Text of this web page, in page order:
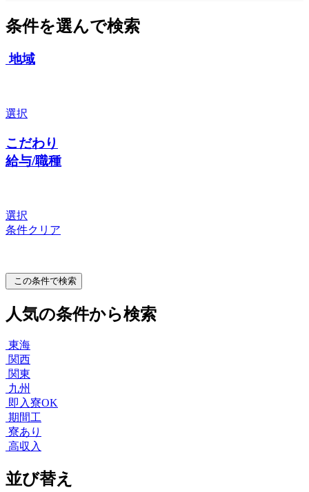
条件を選んで検索
地域
選択
こだわり
給与/職種
選択
条件クリア
この条件で検索
人気の条件から検索
東海
関西
関東
九州
即入寮OK
期間工
寮あり
高収入
並び替え